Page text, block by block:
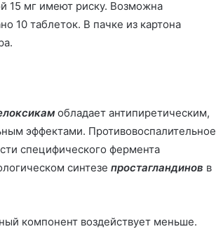
15 мг имеют риску. Возможна
10 таблеток. В пачке из картона
обладает антипиретическим,
эффектами. Противовоспалительное
специфического фермента
синтезе простагландинов в
компонент воздействует меньше.